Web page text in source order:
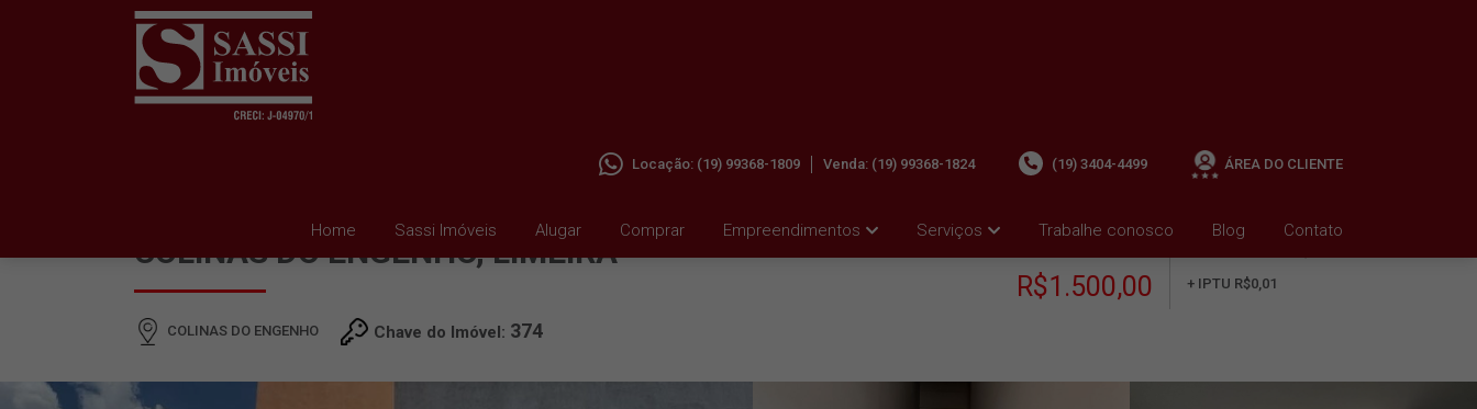
Home Sassi Imóveis Alugar Comprar Empreendimentos Serviços Trabalhe conosco Blog Contato
Locação: (19) 99368-1809 Venda: (19) 99368-1824 (19) 3404-4499 ÁREA DO CLIENTE
COLINAS DO ENGENHO, LIMEIRA
COLINAS DO ENGENHO Chave do Imóvel: 374
R$1.500,00
+ IPTU R$0,01